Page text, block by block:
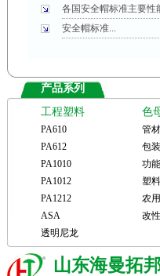
各国安全帽标准主要性
安全帽标准...
产品系列
工程塑料
PA610
PA612
PA1010
PA1012
PA1212
ASA
透明尼龙
色
管
包
功
塑
农
改
山东海曼拓